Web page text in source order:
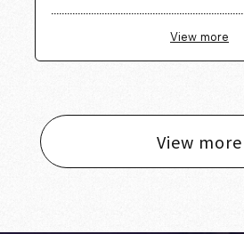
View more
View more